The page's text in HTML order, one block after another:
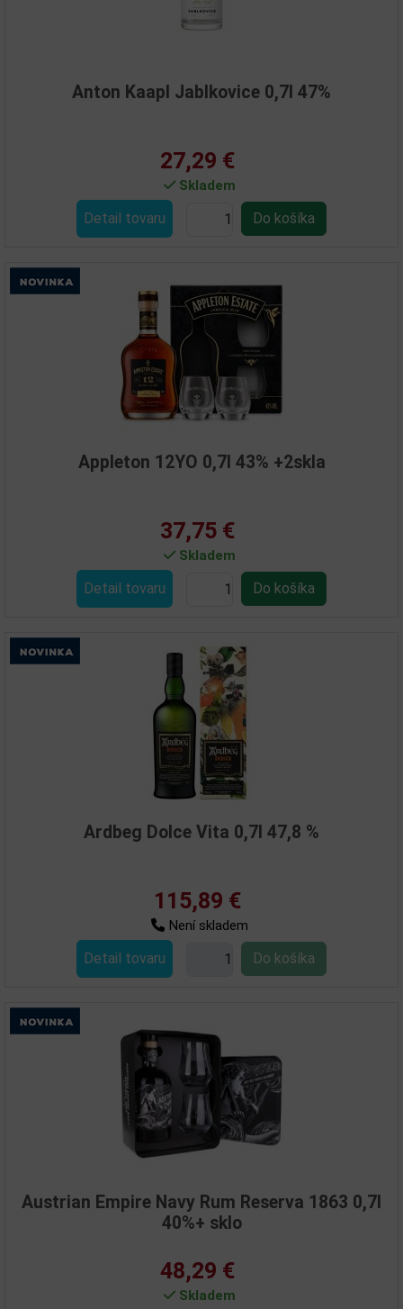
Anton Kaapl Jablkovice 0,7l 47%
27,29 €
Skladem
Detail tovaru
Appleton 12YO 0,7l 43% +2skla
37,75 €
Skladem
Detail tovaru
Ardbeg Dolce Vita 0,7l 47,8 %
115,89 €
Není skladem
Detail tovaru
Austrian Empire Navy Rum Reserva 1863 0,7l
40%+ sklo
48,29 €
Skladem